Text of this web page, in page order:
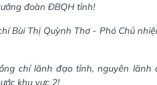
đoàn ĐBQH tỉnh!
Bùi Thị Quỳnh Thơ - Phó Chủ
chí lãnh đạo tỉnh, nguyên
khu vực 2!